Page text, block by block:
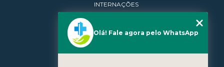
INTERNAÇÕES
CONTATO
Olá! Fale agora pelo WhatsApp